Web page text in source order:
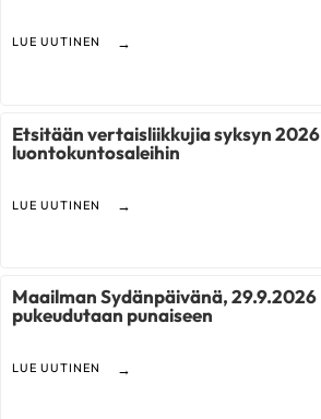
LUE UUTINEN
Etsitään vertaisliikkujia syksyn 2026
luontokuntosaleihin
LUE UUTINEN
Maailman Sydänpäivänä, 29.9.2026
pukeudutaan punaiseen
LUE UUTINEN